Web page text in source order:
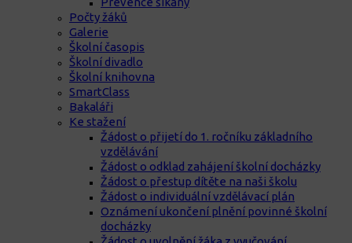
Počty žáků
Galerie
Školní časopis
Školní divadlo
Školní knihovna
SmartClass
Bakaláři
Ke stažení
Žádost o přijetí do 1. ročníku základního
vzdělávání
Žádost o odklad zahájení školní docházky
Žádost o přestup dítěte na naši školu
Žádost o individuální vzdělávací plán
Oznámení ukončení plnění povinné školní
docházky